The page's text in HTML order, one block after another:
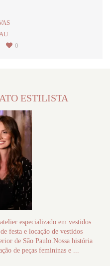
0
ESTILISTA
especializado em vestidos
festa e locação de vestidos
de São Paulo.Nossa história
de peças femininas e ...